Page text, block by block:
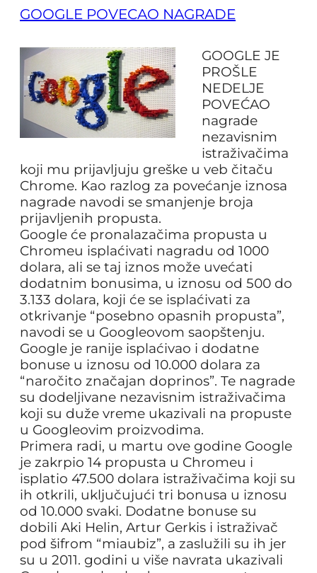
GOOGLE POVECAO NAGRADE
GOOGLE JE
PROŠLE
NEDELJE
POVEĆAO
nagrade
nezavisnim
istraživačima
koji mu prijavljuju greške u veb čitaču
Chrome. Kao razlog za povećanje iznosa
nagrade navodi se smanjenje broja
prijavljenih propusta.
Google će pronalazačima propusta u
Chromeu isplaćivati nagradu od 1000
dolara, ali se taj iznos može uvećati
dodatnim bonusima, u iznosu od 500 do
3.133 dolara, koji će se isplaćivati za
otkrivanje “posebno opasnih propusta”,
navodi se u Googleovom saopštenju.
Google je ranije isplaćivao i dodatne
bonuse u iznosu od 10.000 dolara za
“naročito značajan doprinos”. Te nagrade
su dodeljivane nezavisnim istraživačima
koji su duže vreme ukazivali na propuste
u Googleovim proizvodima.
Primera radi, u martu ove godine Google
je zakrpio 14 propusta u Chromeu i
isplatio 47.500 dolara istraživačima koji su
ih otkrili, uključujući tri bonusa u iznosu
od 10.000 svaki. Dodatne bonuse su
dobili Aki Helin, Artur Gerkis i istraživač
pod šifrom “miaubiz”, a zaslužili su ih jer
su u 2011. godini u više navrata ukazivali